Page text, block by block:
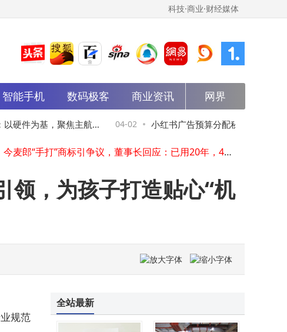
科技·商业·财经媒体
智能手机 数码极客 商业资讯 网界
硬件为基，聚焦主航 04-02 小红书广告预算分配秘籍：资源诊断
权衡与动态调整全解析
欧菲光2025年报：营收增长8.4% 智能汽车与新兴领域布局显成效
小女当家CEO胡永祥2026江西小炒论坛分享：2025以双核驱动探索中式快餐发展新径
苹果50载创新路：库克发文致谢，视频盘点50款标志性产品
雷军4月2日晚7点开启5小时直播，深度拆解新SU7细节亮点
2026年3月安卓性能榜揭晓：iQOO 15 Ultra夺冠 一加15T小屏旗舰冲榜第二
领，为孩子打造贴心“机
规范
全站最新